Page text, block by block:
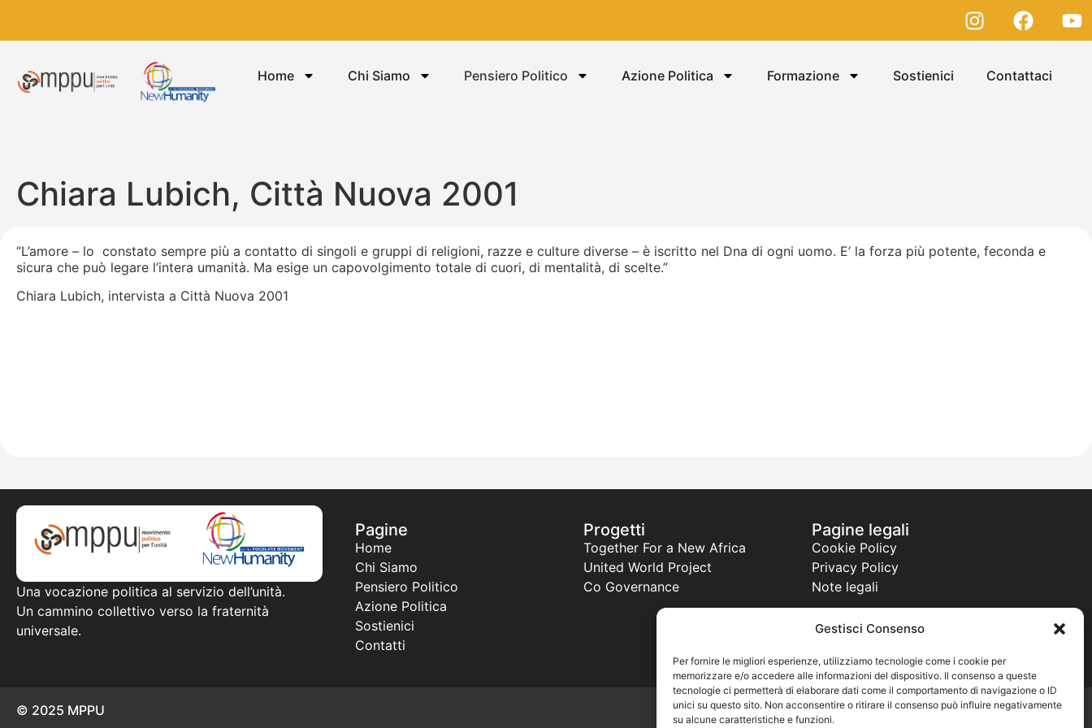
Gestisci Consenso
Per fornire le migliori esperienze, utilizziamo tecnologie come i cookie per
memorizzare e/o accedere alle informazioni del dispositivo. Il consenso a queste
tecnologie ci permetterà di elaborare dati come il comportamento di navigazione o ID
unici su questo sito. Non acconsentire o ritirare il consenso può influire negativamente
su alcune caratteristiche e funzioni.
Home Chi Siamo Pensiero Politico Azione Politica Formazione Sostienici Contattaci
Chiara Lubich, Città Nuova 2001
“L’amore – lo constato sempre più a contatto di singoli e gruppi di religioni, razze e culture diverse – è iscritto nel Dna di ogni uomo. E’ la forza più potente, feconda e
sicura che può legare l’intera umanità. Ma esige un capovolgimento totale di cuori, di mentalità, di scelte.”
Chiara Lubich, intervista a Città Nuova 2001
Una vocazione politica al servizio dell’unità.
Un cammino collettivo verso la fraternità
universale.
Pagine
Home
Chi Siamo
Pensiero Politico
Azione Politica
Sostienici
Contatti
Progetti
Together For a New Africa
United World Project
Co Governance
Pagine legali
Cookie Policy
Privacy Policy
Note legali
© 2025 MPPU Powered By Warfree Service